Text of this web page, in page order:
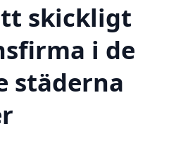
skickligt
i de
städerna